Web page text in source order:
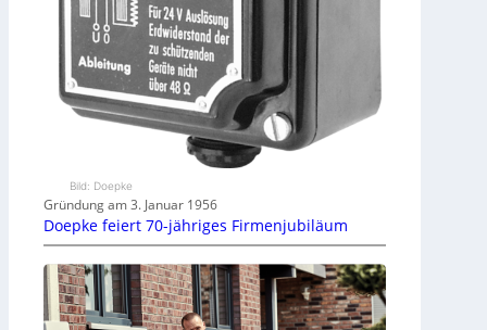
Bild: Doepke
Gründung am 3. Januar 1956
Doepke feiert 70-jähriges Firmenjubiläum